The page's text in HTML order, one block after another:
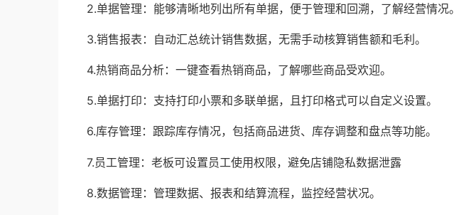
2.单据管理：能够清晰地列出所有单据，便于管理和回溯，了解经营情况。
3.销售报表：自动汇总统计销售数据，无需手动核算销售额和毛利。
4.热销商品分析：一键查看热销商品，了解哪些商品受欢迎。
5.单据打印：支持打印小票和多联单据，且打印格式可以自定义设置。
6.库存管理：跟踪库存情况，包括商品进货、库存调整和盘点等功能。
7.员工管理：老板可设置员工使用权限，避免店铺隐私数据泄露
8.数据管理：管理数据、报表和结算流程，监控经营状况。